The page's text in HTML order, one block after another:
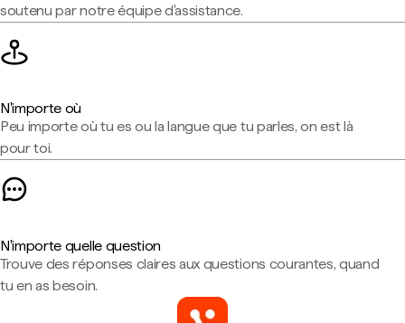
soutenu par notre équipe d'assistance.
N'importe où
Peu importe où tu es ou la langue que tu parles, on est là
pour toi.
N'importe quelle question
Trouve des réponses claires aux questions courantes, quand
tu en as besoin.